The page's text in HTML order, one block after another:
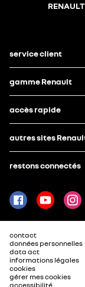
RENAULT
service client
gamme Renault
accès rapide
autres sites
restons connectés
contact
données personnelles
data act
informations légales
cookies
gérer mes cookies
accessibilité